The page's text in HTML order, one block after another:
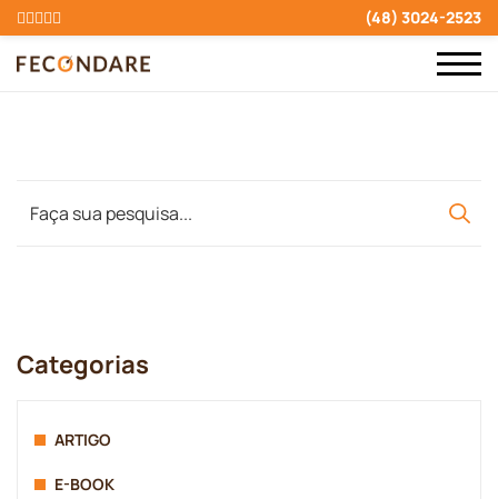
(48) 3024-2523
Categorias
ARTIGO
E-BOOK